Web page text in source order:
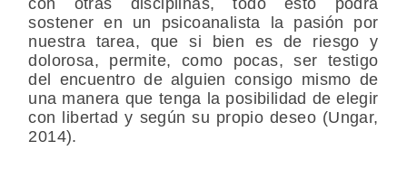
sostener en un psicoanalista la pasión por
nuestra tarea, que si bien es de riesgo y
dolorosa, permite, como pocas, ser testigo
del encuentro de alguien consigo mismo de
una manera que tenga la posibilidad de elegir
con libertad y según su propio deseo (Ungar,
2014).